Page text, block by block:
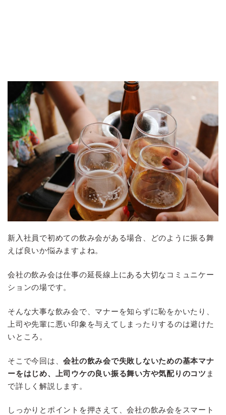
新入社員で初めての飲み会がある場合、どのように振る舞
えば良いか悩みますよね。
会社の飲み会は仕事の延長線上にある大切なコミュニケー
ションの場です。
そんな大事な飲み会で、マナーを知らずに恥をかいたり、
上司や先輩に悪い印象を与えてしまったりするのは避けた
いところ。
そこで今回は、会社の飲み会で失敗しないための基本マナ
ーをはじめ、上司ウケの良い振る舞い方や気配りのコツ ま
で詳しく解説します。
しっかりとポイントを押さえて、会社の飲み会をスマート